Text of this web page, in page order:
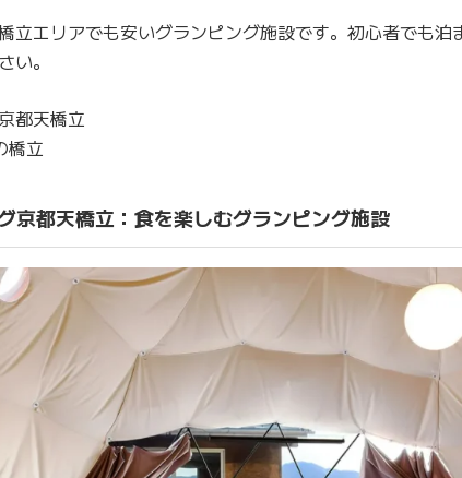
立エリアでも安いグランピング施設です。初心者でも泊
い。
都天橋立
橋立
京都天橋立：食を楽しむグランピング施設